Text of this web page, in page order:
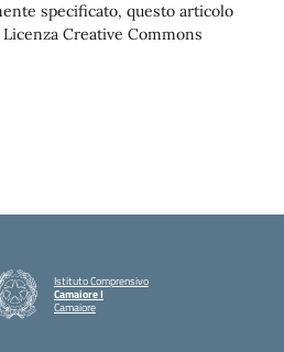
specificato, questo articolo
Creative Commons
Istituto Comprensivo
Camaiore I
Camaiore